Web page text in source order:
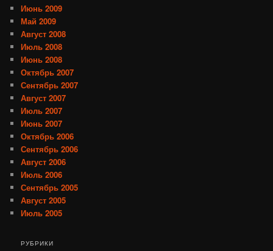
Июнь 2009
Май 2009
Август 2008
Июль 2008
Июнь 2008
Октябрь 2007
Сентябрь 2007
Август 2007
Июль 2007
Июнь 2007
Октябрь 2006
Сентябрь 2006
Август 2006
Июль 2006
Сентябрь 2005
Август 2005
Июль 2005
РУБРИКИ